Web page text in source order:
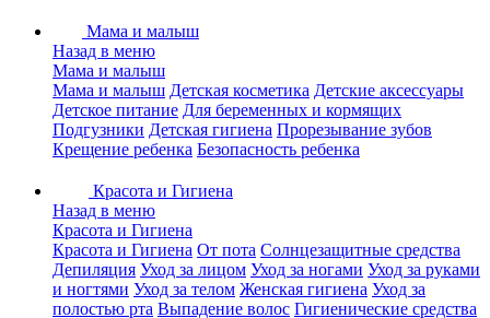
Мама и малыш
Назад в меню
Мама и малыш
Мама и малыш Детская косметика Детские аксессуары
Детское питание Для беременных и кормящих
Подгузники Детская гигиена Прорезывание зубов
Крещение ребенка Безопасность ребенка
Красота и Гигиена
Назад в меню
Красота и Гигиена
Красота и Гигиена От пота Солнцезащитные средства
Депиляция Уход за лицом Уход за ногами Уход за руками
и ногтями Уход за телом Женская гигиена Уход за
полостью рта Выпадение волос Гигиенические средства